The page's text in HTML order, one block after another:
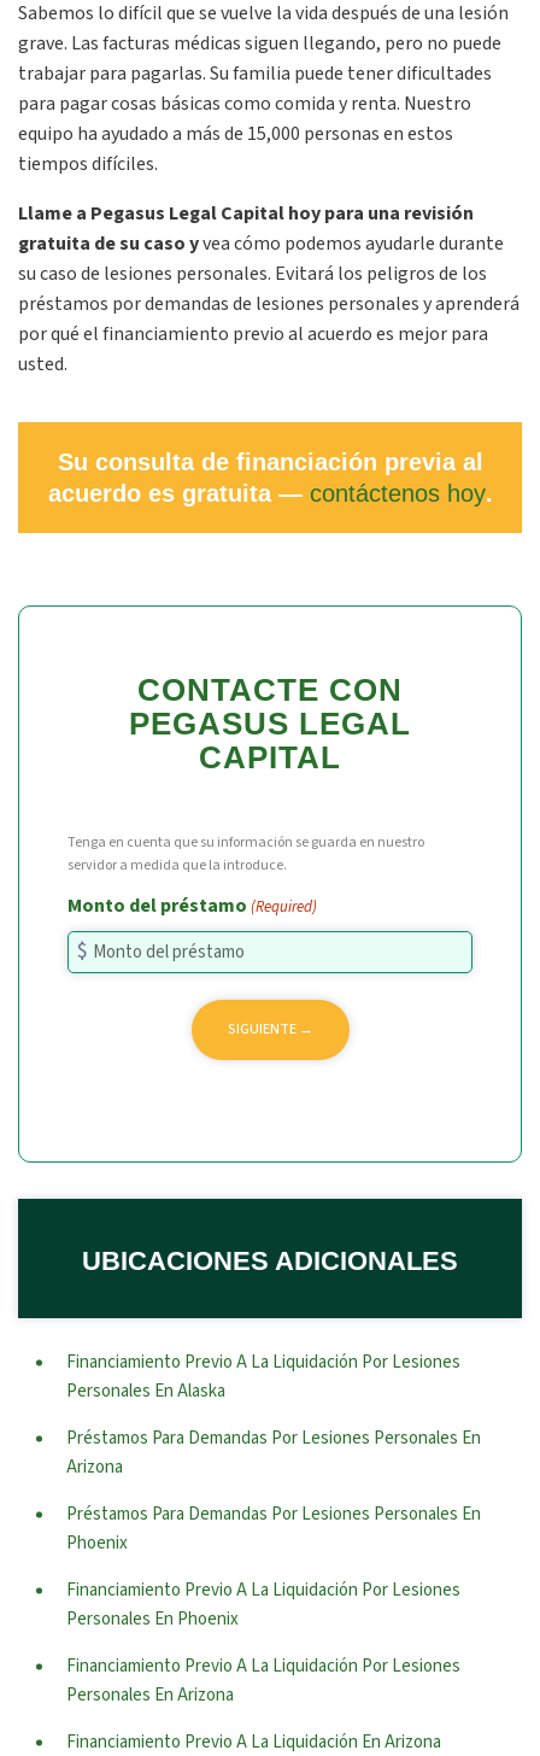
Sabemos lo difícil que se vuelve la vida después de una lesión
grave. Las facturas médicas siguen llegando, pero no puede
trabajar para pagarlas. Su familia puede tener dificultades
para pagar cosas básicas como comida y renta. Nuestro
equipo ha ayudado a más de 15,000 personas en estos
tiempos difíciles.
Llame a Pegasus Legal Capital hoy para una revisión
gratuita de su caso yvea cómo podemos ayudarle durante
su caso de lesiones personales. Evitará los peligros de los
préstamos por demandas de lesiones personales y aprenderá
por qué el financiamiento previo al acuerdo es mejor para
usted.
Su consulta de financiación previa al
acuerdo es gratuita — contáctenos hoy.
CONTACTE CON
PEGASUS LEGAL
CAPITAL
Tenga en cuenta que su información se guarda en nuestro
servidor a medida que la introduce.
Monto del préstamo (Required)
UBICACIONES ADICIONALES
Financiamiento Previo A La Liquidación Por Lesiones
Personales En Alaska
Préstamos Para Demandas Por Lesiones Personales En
Arizona
Préstamos Para Demandas Por Lesiones Personales En
Phoenix
Financiamiento Previo A La Liquidación Por Lesiones
Personales En Phoenix
Financiamiento Previo A La Liquidación Por Lesiones
Personales En Arizona
Financiamiento Previo A La Liquidación En Arizona